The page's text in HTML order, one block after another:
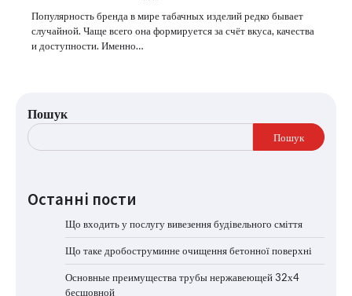
Популярность бренда в мире табачных изделий редко бывает
случайной. Чаще всего она формируется за счёт вкуса, качества
и доступности. Именно…
Пошук
Пошук
Останні пости
Що входить у послугу вивезення будівельного сміття
Що таке дробоструминне очищення бетонної поверхні
Основные преимущества трубы нержавеющей 32х4
бесшовной